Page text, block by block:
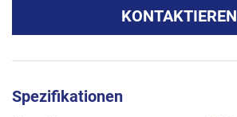
KONTAKTIEREN
Spezifikationen